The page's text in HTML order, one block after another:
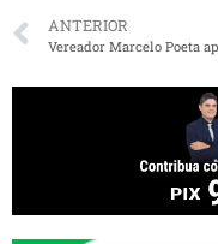
ANTERIOR